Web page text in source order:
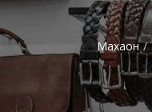
Махаон